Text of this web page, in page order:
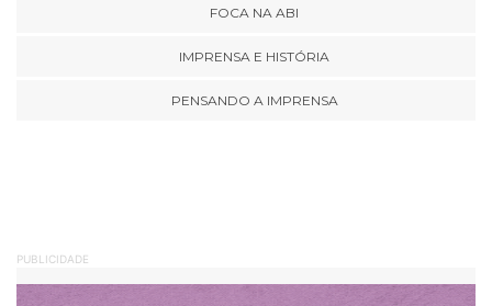
FOCA NA ABI
IMPRENSA E HISTÓRIA
PENSANDO A IMPRENSA
PUBLICIDADE